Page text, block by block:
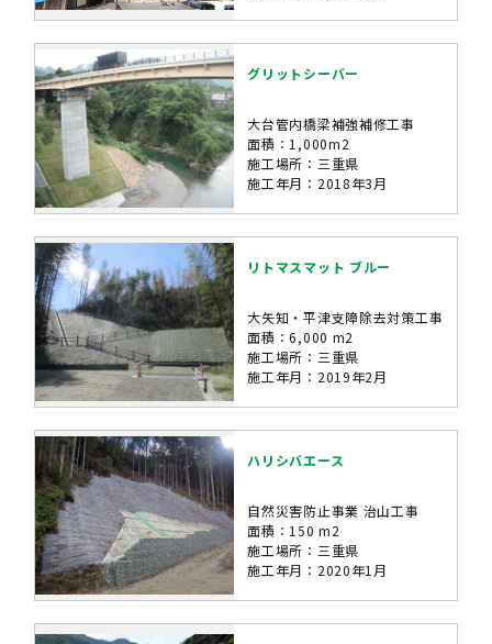
グリットシーバー
大台管内橋梁補強補修工事
面積：1,000m2
施工場所：三重県
施工年月：2018年3月
リトマスマット ブルー
大矢知・平津支障除去対策工事
面積：6,000 m2
施工場所：三重県
施工年月：2019年2月
ハリシバエース
自然災害防止事業 治山工事
面積：150 m2
施工場所：三重県
施工年月：2020年1月